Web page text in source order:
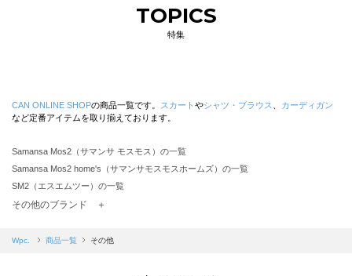
TOPICS
特集
CAN ONLINE SHOPの商品一覧です。 スカート やシャツ・ブラウス
カーディガン
など定番アイテムを取り揃えております。
Samansa Mos2（サマンサ モスモス）の一覧
Samansa Mos2 home's（サマンサモスモスホームズ）の一覧
SM2（エスエムツー）の一覧
TSUHARU by Samansa Mos2（ツハルバイサマンサモスモス）の一覧
Samansa Mos2 blue（サマンサモスモス ブルー）の一覧
その他のブランド ＋
Wpc. 商品一覧 その他